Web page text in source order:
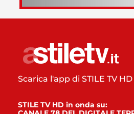
Scarica l'app di STILE TV HD
STILE TV HD in onda su: